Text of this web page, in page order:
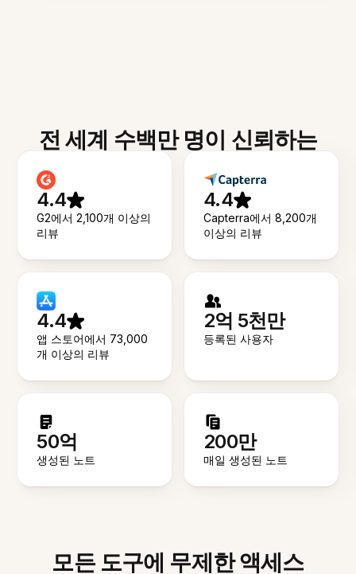
전 세계 수백만 명이 신뢰하는
4.4
G2에서 2,100개 이상의
리뷰
4.4
Capterra에서 8,200개
이상의 리뷰
4.4
앱 스토어에서 73,000
개 이상의 리뷰
2억 5천만
등록된 사용자
50억
생성된 노트
200만
매일 생성된 노트
모든 도구에 무제한 액세스